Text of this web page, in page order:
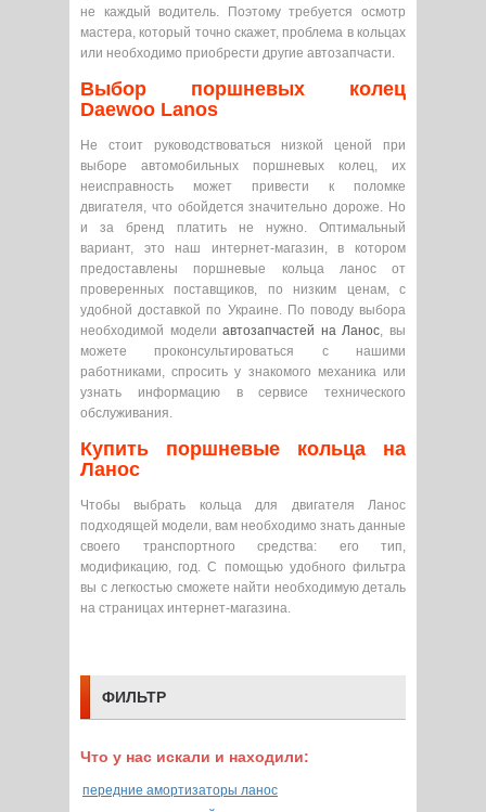
не каждый водитель. Поэтому требуется осмотр
мастера, который точно скажет, проблема в кольцах
или необходимо приобрести другие автозапчасти.
Выбор поршневых колец
Daewoo Lanos
Не стоит руководствоваться низкой ценой при
выборе автомобильных поршневых колец, их
неисправность может привести к поломке
двигателя, что обойдется значительно дороже. Но
и за бренд платить не нужно. Оптимальный
вариант, это наш интернет-магазин, в котором
предоставлены поршневые кольца ланос от
проверенных поставщиков, по низким ценам, с
удобной доставкой по Украине. По поводу выбора
необходимой моделиавтозапчастей на Ланос, вы
можете проконсультироваться с нашими
работниками, спросить у знакомого механика или
узнать информацию в сервисе технического
обслуживания.
Купить поршневые кольца на
Ланос
Чтобы выбрать кольца для двигателя Ланос
подходящей модели, вам необходимо знать данные
своего транспортного средства: его тип,
модификацию, год. С помощью удобного фильтра
вы с легкостью сможете найти необходимую деталь
на страницах интернет-магазина.
ФИЛЬТР
Что у нас искали и находили:
передние амортизаторы ланос